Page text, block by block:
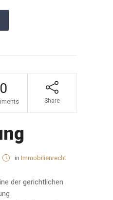
0
Share
in Immobilienrecht
der gerichtlichen